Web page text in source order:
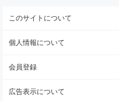
このサイトについて
個人情報について
会員登録
広告表示について